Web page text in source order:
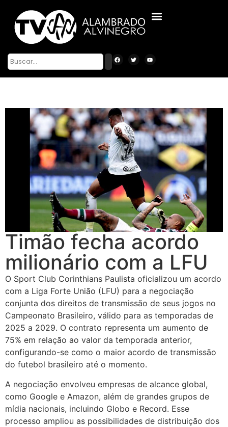
Timão fecha acordo
milionário com a LFU
O Sport Club Corinthians Paulista oficializou um acordo
com a Liga Forte União (LFU) para a negociação
conjunta dos direitos de transmissão de seus jogos no
Campeonato Brasileiro, válido para as temporadas de
2025 a 2029. O contrato representa um aumento de
75% em relação ao valor da temporada anterior,
configurando-se como o maior acordo de transmissão
do futebol brasileiro até o momento.
A negociação envolveu empresas de alcance global,
como Google e Amazon, além de grandes grupos de
mídia nacionais, incluindo Globo e Record. Esse
processo ampliou as possibilidades de distribuição dos